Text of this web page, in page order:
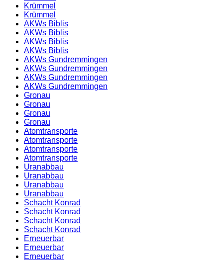
Krümmel
Krümmel
AKWs Biblis
AKWs Biblis
AKWs Biblis
AKWs Biblis
AKWs Gundremmingen
AKWs Gundremmingen
AKWs Gundremmingen
AKWs Gundremmingen
Gronau
Gronau
Gronau
Gronau
Atomtransporte
Atomtransporte
Atomtransporte
Atomtransporte
Uranabbau
Uranabbau
Uranabbau
Uranabbau
Schacht Konrad
Schacht Konrad
Schacht Konrad
Schacht Konrad
Erneuerbar
Erneuerbar
Erneuerbar